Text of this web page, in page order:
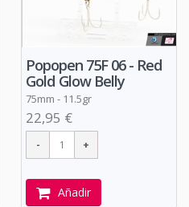
Popopen 75F 06 - Red
Gold Glow Belly
75mm - 11.5gr
22,95 €
Añadir